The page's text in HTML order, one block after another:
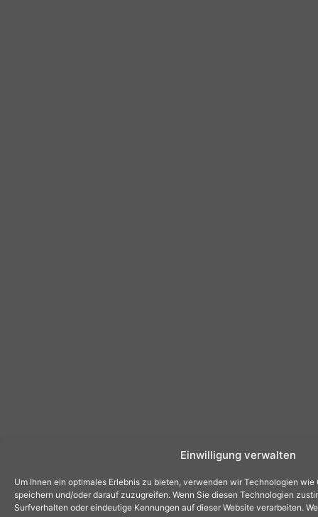
Einwilligung verwalten
Um Ihnen ein optimales Erlebnis zu bieten, verwenden wir Technologien
speichern und/oder darauf zuzugreifen. Wenn Sie diesen Technologien
Surfverhalten oder eindeutige Kennungen auf dieser Website verarbeiten.